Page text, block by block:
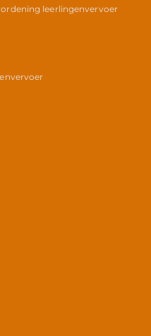
leerlingenvervoer